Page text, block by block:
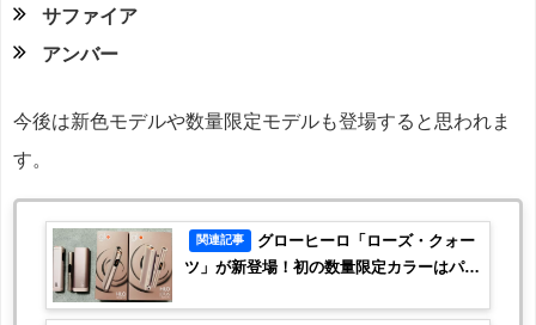
サファイア
アンバー
今後は新色モデルや数量限定モデルも登場すると思われま
す。
関連記事
グローヒーロ「ローズ・クォー
ツ」が新登場！初の数量限定カラーはパー